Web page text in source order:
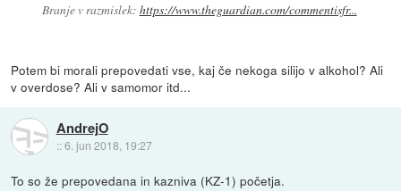
Branje v razmislek: https://www.theguardian.com/commentisfr...
Potem bi morali prepovedati vse, kaj če nekoga silijo v alkohol? Ali
v overdose? Ali v samomor itd...
AndrejO
::6. jun 2018, 19:27
To so že prepovedana in kazniva (KZ-1) početja.